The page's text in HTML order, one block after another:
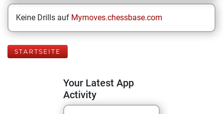
Keine Drills auf Mymoves.chessbase.com
STARTSEITE
Your Latest App
Activity